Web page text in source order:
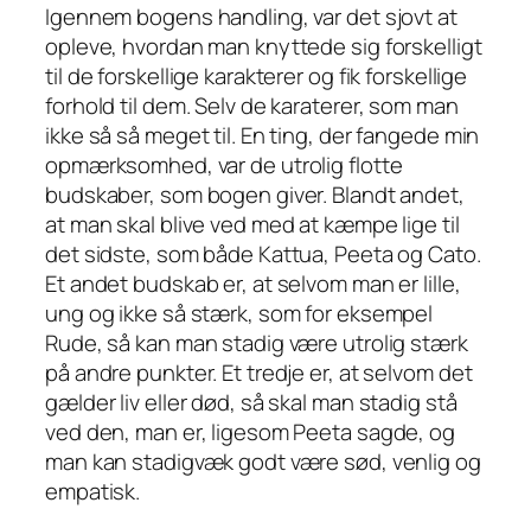
Igennem bogens handling, var det sjovt at
opleve, hvordan man knyttede sig forskelligt
til de forskellige karakterer og fik forskellige
forhold til dem. Selv de karaterer, som man
ikke så så meget til. En ting, der fangede min
opmærksomhed, var de utrolig flotte
budskaber, som bogen giver. Blandt andet,
at man skal blive ved med at kæmpe lige til
det sidste, som både Kattua, Peeta og Cato.
Et andet budskab er, at selvom man er lille,
ung og ikke så stærk, som for eksempel
Rude, så kan man stadig være utrolig stærk
på andre punkter. Et tredje er, at selvom det
gælder liv eller død, så skal man stadig stå
ved den, man er, ligesom Peeta sagde, og
man kan stadigvæk godt være sød, venlig og
empatisk.